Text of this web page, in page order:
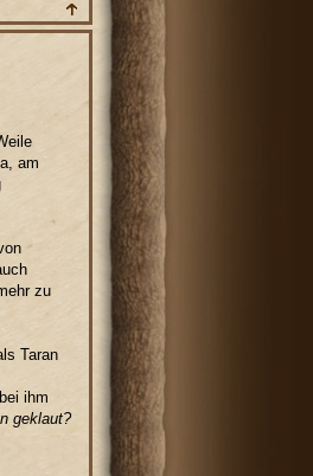
am
zu
Taran
ihm
geklaut?